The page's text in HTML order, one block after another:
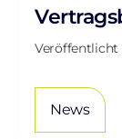
“
Veröffentlicht
News